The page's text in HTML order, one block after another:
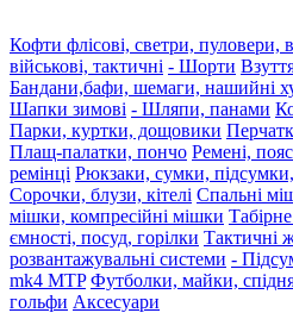
Кофти флісові, светри, пуловери,
військові, тактичні - Шорти
Бандани,бафи, шемаги, нашийні
Шапки зимові - Шляпи, панами
Парки, куртки, дощовики
Плащ-палатки, пончо Ремені,
ремінці Рюкзаки, сумки,
Сорочки, блузи, кітелі Спальні
мішки, компресійні мішки
ємності, посуд, горілки Тактичні
розвантажувальні системи -
mk4 MTP Футболки, майки,
гольфи Аксесуари